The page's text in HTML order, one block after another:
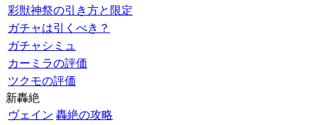
彩獣神祭の引き方と限定
ガチャは引くべき？
ガチャシミュ
カーミラの評価
ツクモの評価
新轟絶
ヴェイン 轟絶の攻略